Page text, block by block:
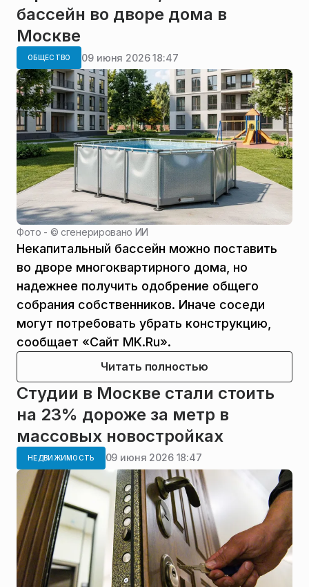
бассейн во дворе дома в
Москве
ОБЩЕСТВО 09 июня 2026 18:47
Фото - © сгенерировано ИИ
Некапитальный бассейн можно поставить
во дворе многоквартирного дома, но
надежнее получить одобрение общего
собрания собственников. Иначе соседи
могут потребовать убрать конструкцию,
сообщает «Сайт MK.Ru».
Читать полностью
Студии в Москве стали стоить
на 23% дороже за метр в
массовых новостройках
НЕДВИЖИМОСТЬ 09 июня 2026 18:47